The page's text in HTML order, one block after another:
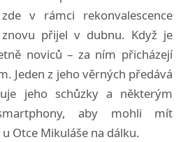
v rámci rekonvalescence
přijel v dubnu. Když je
noviců – za ním přicházejí
Jeden z jeho věrných předává
jeho schůzky a některým
aby mohli mít
Otce Mikuláše na dálku.